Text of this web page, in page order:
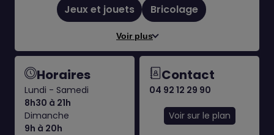
Jeux et jouets
Bricolage
Voir plus
Horaires
Lundi - Samedi
8h30 à 21h
Dimanche
9h à 20h
Contact
04 92 12 29 90
Voir sur le plan